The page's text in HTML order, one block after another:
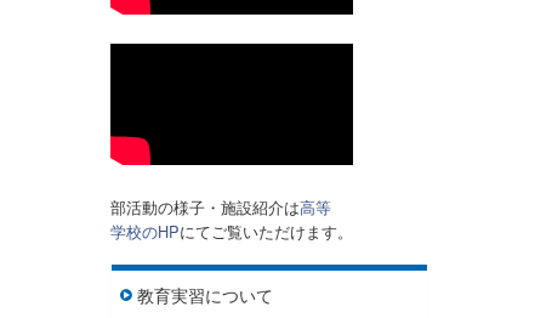
部活動の様子・施設紹介は高等
学校のHPにてご覧いただけます。
教育実習について